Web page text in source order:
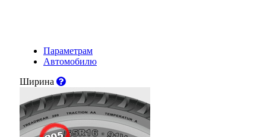
Параметрам
Автомобилю
Ширина